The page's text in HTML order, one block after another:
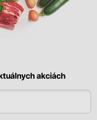
akciách